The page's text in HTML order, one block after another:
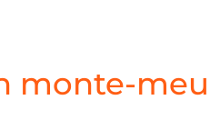
monte-